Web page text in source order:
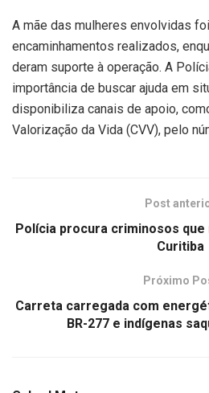
A mãe das mulheres envolvidas
encaminhamentos realizados,
deram suporte à operação. A
importância de buscar ajuda em
disponibiliza canais de apoio,
Valorização da Vida (CVV), pelo
Post
Polícia procura criminosos
Curitiba
Próximo
Carreta carregada com
BR-277 e indígenas